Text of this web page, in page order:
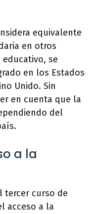
equivalente
en otros
se
en los Estados
Unido. Sin
en cuenta que la
del
a la
tercer curso de
acceso a la